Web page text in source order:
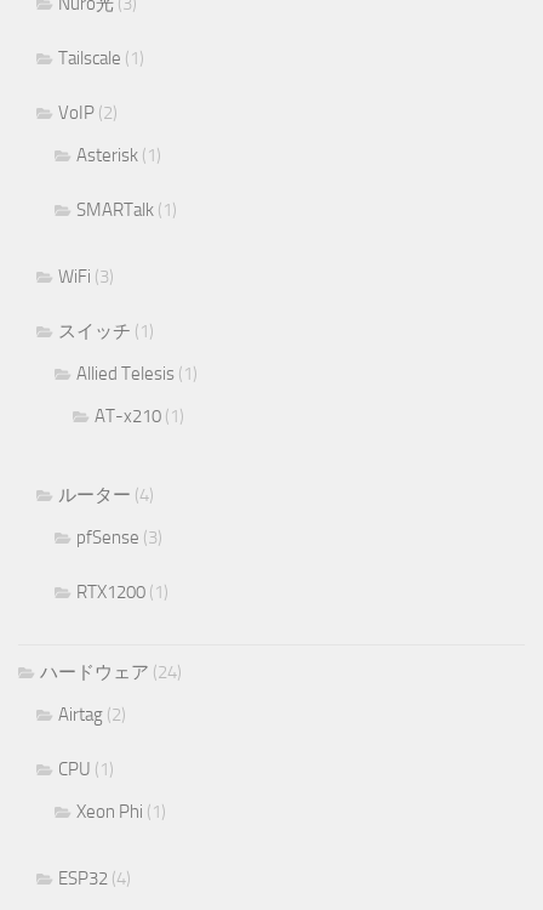
Tailscale (1)
VoIP (2)
Asterisk (1)
SMARTalk (1)
WiFi (3)
スイッチ (1)
Allied Telesis (1)
AT-x210 (1)
ルーター (4)
pfSense (3)
RTX1200 (1)
ハードウェア (24)
Airtag (2)
CPU (1)
Xeon Phi (1)
ESP32 (4)